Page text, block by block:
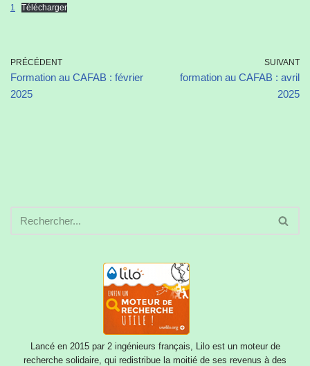
1
Télécharger
PRÉCÉDENT
Formation au CAFAB : février
2025
SUIVANT
formation au CAFAB : avril
2025
Lancé en 2015 par 2 ingénieurs français, Lilo est un moteur de
recherche solidaire, qui redistribue la moitié de ses revenus à des